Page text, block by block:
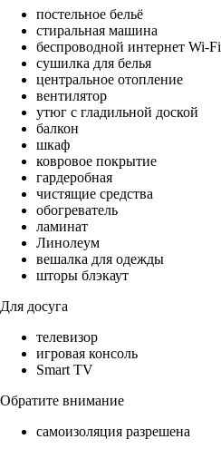
постельное бельё
стиральная машина
беспроводной интернет Wi-Fi
сушилка для белья
центральное отопление
вентилятор
утюг с гладильной доской
балкон
шкаф
ковровое покрытие
гардеробная
чистящие средства
обогреватель
ламинат
Линолеум
вешалка для одежды
шторы блэкаут
Для досуга
телевизор
игровая консоль
Smart TV
Обратите внимание
самоизоляция разрешена